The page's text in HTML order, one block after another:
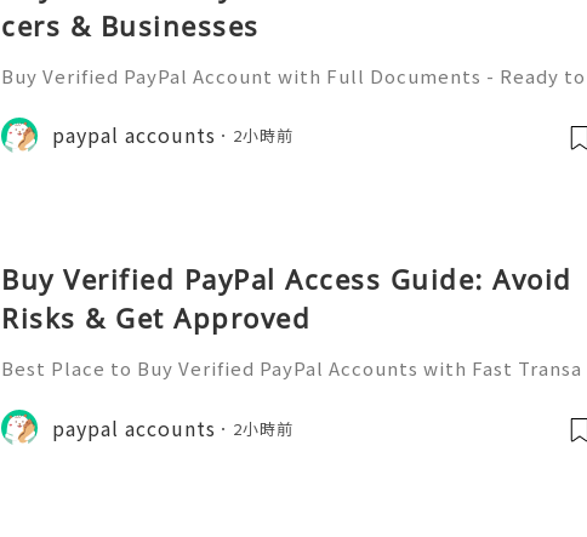
cers & Businesses
Buy Verified PayPal Account with Full Documents - Ready to
m: @BuySmmZone ✅ Skype: BuySmmZone 📧 Email:
paypal accounts 2小時前
Buy Verified PayPal Access Guide: Avoid
Risks & Get Approved
Best Place to Buy Verified PayPal Accounts with Fast Transa
026, transaction speed is the ultimate differentiator. Wheth
er you are bidding on a
paypal accounts 2小時前